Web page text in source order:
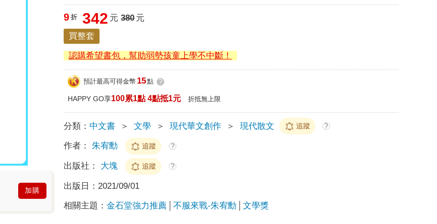
加購
9 折 342 元 380元
買整套
認購希望書包，幫助弱勢孩童上學不中斷！
預計最高可得金幣 15點 ?
HAPPY GO享100累1點 4點抵1元 折抵無上限
分類： 中文書 ＞ 文學 ＞ 現代華文創作 ＞ 現代散文 追蹤 ?
作者： 朱宥勳 追蹤 ?
出版社： 大塊 追蹤 ?
出版日： 2021/09/01
相關主題：金石堂強力推薦 不服來戰-朱宥勳 文學獎